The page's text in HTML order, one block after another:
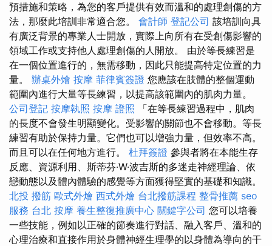
預措施和策略，為您的客戶提供有效而溫和的處理創傷的方
法，那麼此培訓非常適合您。 會計師 登記公司 該培訓向具
有廣泛背景的專業人士開放，實際上向所有在受創傷影響的
領域工作或支持他人處理創傷的人開放。 由於等長練習是
在一個位置進行的，無需移動，因此只能提高特定位置的力
量。 辦桌外燴 按摩 菲律賓簽證 您應該在肢體的整個運動
範圍內進行大量等長練習，以提高該範圍內的肌肉力量。
公司登記 按摩執照 按摩 證照 「在等長練習過程中，肌肉
的長度不會發生明顯變化。受影響的關節也不會移動。等長
練習有助於保持力量。它們也可以增強力量，但效率不高。
而且可以在任何地方進行。 杜拜簽證 參與者將在本能生存
反應、資源利用、斯蒂芬·W·波吉斯的多迷走神經理論、依
戀動態以及體內體驗的感覺等方面獲得堅實的基礎和知識。
北投 撥筋 歐式外燴 西式外燴 台北撥筋課程 整骨推薦 seo
服務 台北 按摩 養生整復推廣中心 關鍵字公司 您可以培養
一些技能，例如以正確的節奏進行對話、融入客戶、溫和的
心理治療和直接作用於身體神經生理學的以身體為導向的干